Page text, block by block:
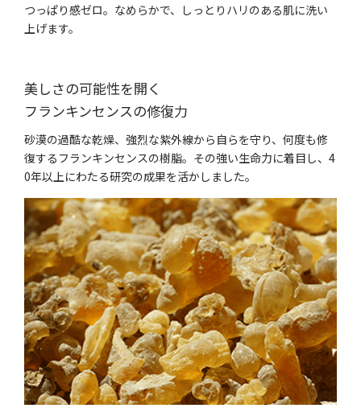
つっぱり感ゼロ。なめらかで、しっとりハリのある肌に洗い
上げます。
美しさの可能性を開く
フランキンセンスの修復力
砂漠の過酷な乾燥、強烈な紫外線から自らを守り、何度も修
復するフランキンセンスの樹脂。その強い生命力に着目し、4
0年以上にわたる研究の成果を活かしました。